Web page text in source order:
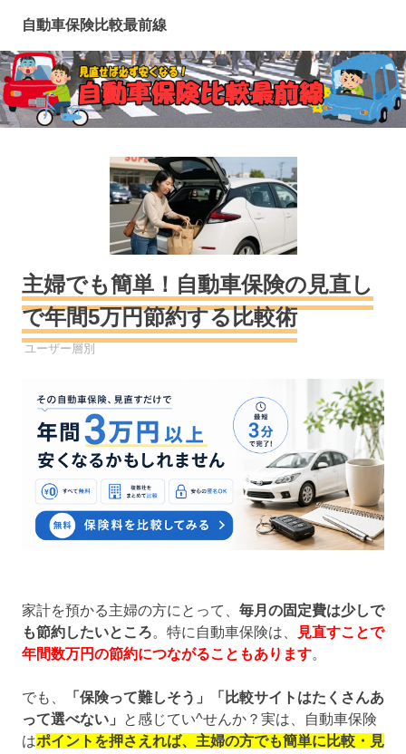
テ
ン
ツ
へ
自動車保険比較最前線
主婦でも簡単！自動車保険の見直し
で年間5万円節約する比較術
自動車保険
ユーザー層別
家計を預かる主婦の方にとって、 毎月の固定費は少しで
も節約したいところ。特に自動車保険は、
見直すことで
年間数万円の節約につながることもあります。
でも、
「保険って難しそう」「比較サイトはたくさんあ
って選べない」
と感じてい^せんか？実は、自動車保険
はポイントを押さえれば、主婦の方でも簡単に比較・見